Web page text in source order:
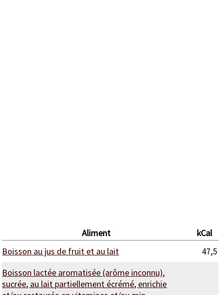
Aliment
kCal
Boisson au jus de fruit et au lait
47,5
Boisson lactée aromatisée (arôme inconnu),
sucrée, au lait partiellement écrémé, enrichie